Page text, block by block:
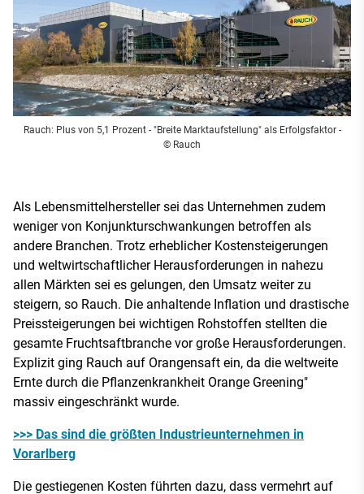
Rauch: Plus von 5,1 Prozent - "Breite Marktaufstellung" als Erfolgsfaktor-
© Rauch
Als Lebensmittelhersteller sei das Unternehmen zudem
weniger von Konjunkturschwankungen betroffen als
andere Branchen. Trotz erheblicher Kostensteigerungen
und weltwirtschaftlicher Herausforderungen in nahezu
allen Märkten sei es gelungen, den Umsatz weiter zu
steigern, so Rauch. Die anhaltende Inflation und drastische
Preissteigerungen bei wichtigen Rohstoffen stellten die
gesamte Fruchtsaftbranche vor große Herausforderungen.
Explizit ging Rauch auf Orangensaft ein, da die weltweite
Ernte durch die Pflanzenkrankheit Orange Greening"
massiv eingeschränkt wurde.
>>> Das sind die größten Industrieunternehmen in
Vorarlberg
Die gestiegenen Kosten führten dazu, dass vermehrt auf